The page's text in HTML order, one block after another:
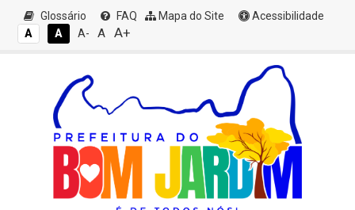
Glossário FAQ Mapa do Site
Acessibilidade
A
A A- A A+